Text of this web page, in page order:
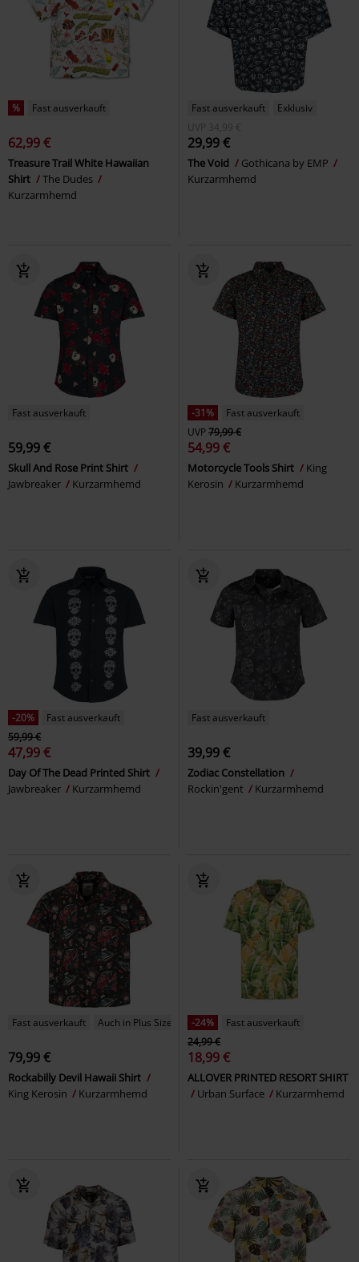
% Fast ausverkauft
62,99 €
Treasure Trail White Hawaiian
Shirt
The Dudes
Kurzarmhemd
Fast ausverkauft
Exklusiv
UVP
34,99 €
29,99 €
The Void
Gothicana by EMP
Kurzarmhemd
Fast ausverkauft
59,99 €
Skull And Rose Print Shirt
Jawbreaker
Kurzarmhemd
-31%
Fast ausverkauft
UVP79,99 €
54,99 €
Motorcycle Tools Shirt
King
Kerosin
Kurzarmhemd
-20%
Fast ausverkauft
59,99 €
47,99 €
Day Of The Dead Printed Shirt
Jawbreaker
Kurzarmhemd
Fast ausverkauft
39,99 €
Zodiac Constellation
Rockin'gent
Kurzarmhemd
Fast ausverkauft Auch in Plus Size
79,99 €
Rockabilly Devil Hawaii Shirt
King Kerosin
Kurzarmhemd
-24%
Fast ausverkauft
24,99 €
18,99 €
ALLOVER PRINTED RESORT SHIRT
Urban Surface
Kurzarmhemd